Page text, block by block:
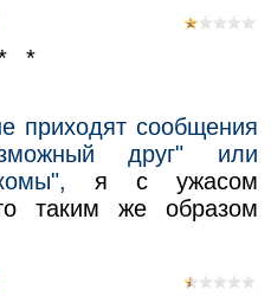
*
приходят сообщения
друг" или
я с ужасом
таким же образом